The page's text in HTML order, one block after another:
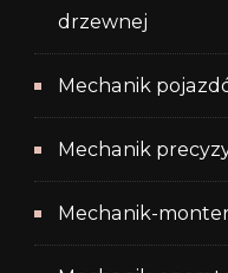
drzewnej
Mechanik
Mechanik
Mechanik-